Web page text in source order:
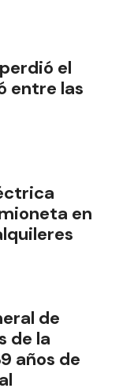
el
entre las
en
de
de la
años de